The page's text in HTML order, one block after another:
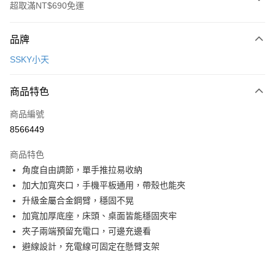
超取滿NT$690免運
信用卡一次付款
LINE Pay
Apple Pay
悠遊付
ATM付款
運送方式
全家取貨付款
每筆NT$65，滿NT$690(含以上)免運費
品牌
SSKY小天
商品特色
商品編號
8566449
商品特色
角度自由調節，單手推拉易收納
加大加寬夾口，手機平板通用，帶殼也能夾
升級金屬合金鋼臂，穩固不晃
加寬加厚底座，床頭、桌面皆能穩固夾牢
夾子兩端預留充電口，可邊充邊看
避線設計，充電線可固定在懸臂支架